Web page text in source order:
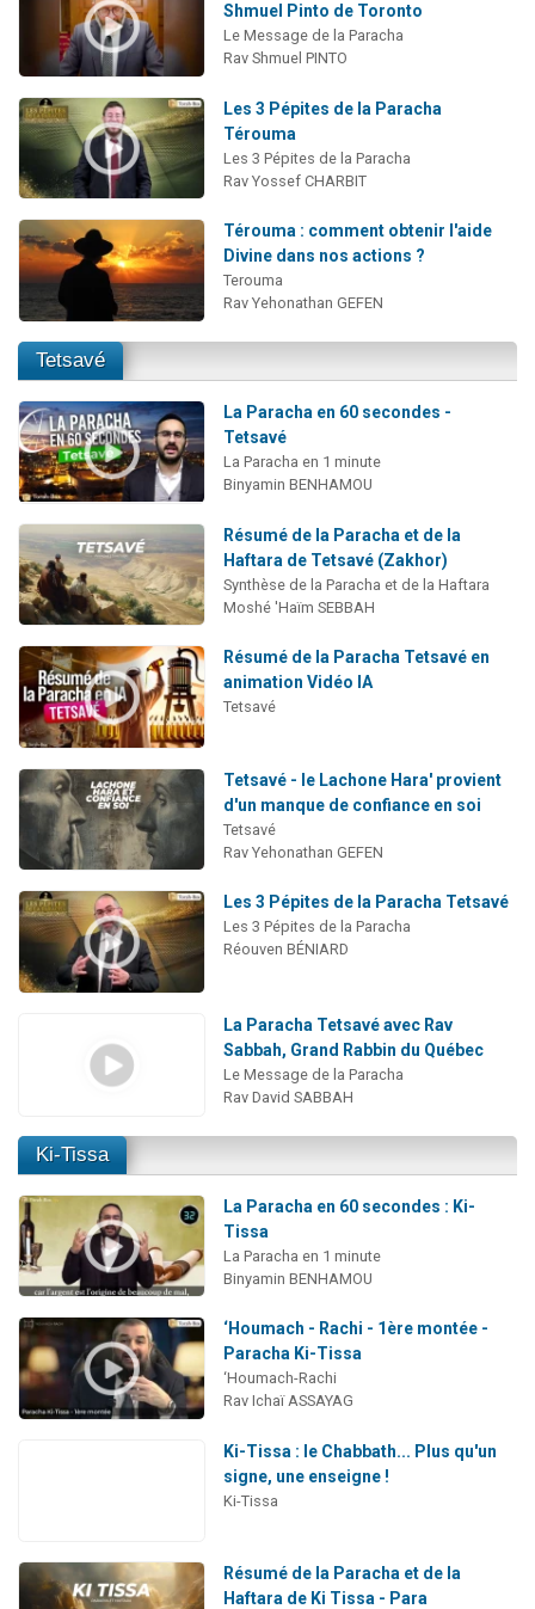
Shmuel Pinto de Toronto
Le Message de la Paracha
Rav Shmuel PINTO
Les 3 Pépites de la Paracha
Térouma
Les 3 Pépites de la Paracha
Rav Yossef CHARBIT
Térouma : comment obtenir l'aide
Divine dans nos actions ?
Terouma
Rav Yehonathan GEFEN
Tetsavé
La Paracha en 60 secondes -
Tetsavé
La Paracha en 1 minute
Binyamin BENHAMOU
Résumé de la Paracha et de la
Haftara de Tetsavé (Zakhor)
Synthèse de la Paracha et de la Haftara
Moshé 'Haïm SEBBAH
Résumé de la Paracha Tetsavé en
animation Vidéo IA
Tetsavé
Tetsavé - le Lachone Hara' provient
d'un manque de confiance en soi
Tetsavé
Rav Yehonathan GEFEN
Les 3 Pépites de la Paracha Tetsavé
Les 3 Pépites de la Paracha
Réouven BÉNIARD
La Paracha Tetsavé avec Rav
Sabbah, Grand Rabbin du Québec
Le Message de la Paracha
Rav David SABBAH
Ki-Tissa
La Paracha en 60 secondes : Ki-
Tissa
La Paracha en 1 minute
Binyamin BENHAMOU
‘Houmach - Rachi - 1ère montée -
Paracha Ki-Tissa
‘Houmach-Rachi
Rav Ichaï ASSAYAG
Ki-Tissa : le Chabbath... Plus qu'un
signe, une enseigne !
Ki-Tissa
Résumé de la Paracha et de la
Haftara de Ki Tissa - Para